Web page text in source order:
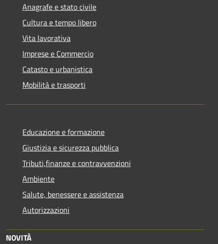
Anagrafe e stato civile
Cultura e tempo libero
Vita lavorativa
Imprese e Commercio
Catasto e urbanistica
Mobilità e trasporti
Educazione e formazione
Giustizia e sicurezza pubblica
Tributi,finanze e contravvenzioni
Ambiente
Salute, benessere e assistenza
Autorizzazioni
NOVITÀ